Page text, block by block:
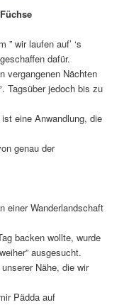
wir laufen auf’ ‘s
dafür.
vergangenen Nächten
Tagsüber jedoch bis zu
eine Anwandlung, die
genau der
einer Wanderlandschaft
backen wollte, wurde
ausgesucht.
Nähe, die wir
Pädda auf